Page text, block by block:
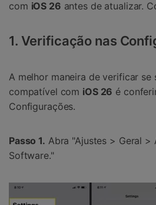
com iOS 26 antes de atualizar.
1. Verificação nas
A melhor maneira de verificar se
compatível com iOS 26 é
Configurações.
Passo 1. Abra "Ajustes > Geral >
Software."